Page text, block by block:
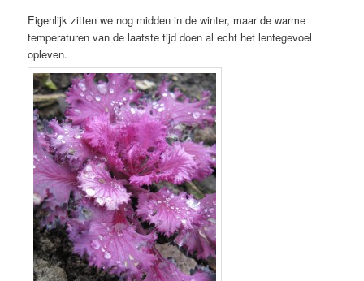
Eigenlijk zitten we nog midden in de winter, maar de warme
temperaturen van de laatste tijd doen al echt het lentegevoel
opleven.